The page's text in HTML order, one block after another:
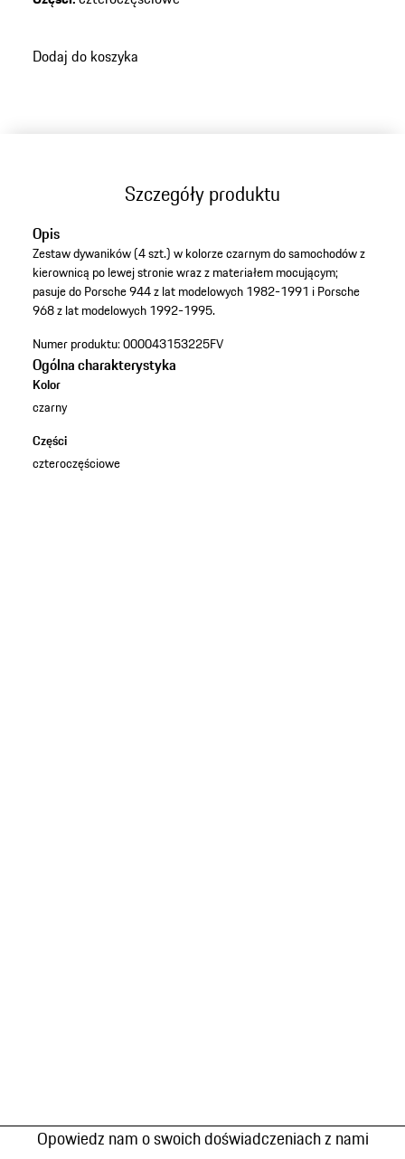
Dodaj do koszyka
Szczegóły produktu
Opis
Zestaw dywaników (4 szt.) w kolorze czarnym do samochodów z
kierownicą po lewej stronie wraz z materiałem mocującym;
pasuje do Porsche 944 z lat modelowych 1982-1991 i Porsche
968 z lat modelowych 1992-1995.
Numer produktu:000043153225FV
Ogólna charakterystyka
Kolor
czarny
Części
czteroczęściowe
Opowiedz nam o swoich doświadczeniach z nami